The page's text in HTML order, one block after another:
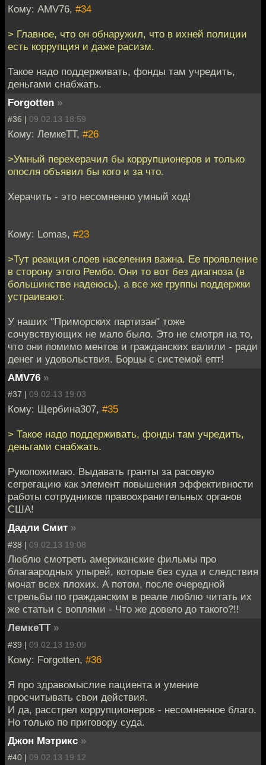
Кому: AMV76, #34
> Главное, что он обнаружил, что в ихней полиции
есть коррупция и даже расизм.
Такое надо поддерживать, фонды там учредить,
деньгами снабжать.
Forgotten »
#36 | 09.02.13 18:59
Кому: ЛемкеТТ, #26
>Умный перехерачил бы коррупционеров и только
опосля объявил бы кого и за что.
Херачить - это несомненно умный ход!
Кому: Lomas, #23
>Тут реакция слоев населения важна. Ее проявление
в сторону этого Рембо. Они то вот без диагноза (в
большинстве надеюсь), а все же группы поддержки
устраивают.
У наших "Приморских партизан" тоже
сочувствующих не мало было. Это не смотря на то,
что они помимо ментов и гражданских валили - ради
денег и удовольствия. Борцы с системой епт!
AMV76 »
#37 | 09.02.13 19:03
Кому: Щербина307, #35
> Такое надо поддерживать, фонды там учредить,
деньгами снабжать.
Рукопожимаю. Выдавать гранты за расовую
сегрегацию как элемент повышения эффективности
работы сотрудников правоохранительных органов
США!
Дадли Смит »
#38 | 09.02.13 19:08
Люблю смотреть американские фильмы про
благаародных упырей, которые без суда и следствия
мочат всех плохих. А потом, после очередной
стрельбы по гражданским в реале люблю читать их
же статьи с воплями - Что же довело до такого?!!
ЛемкеТТ »
#39 | 09.02.13 19:09
Кому: Forgotten, #36
Я про здравомыслие пациента и умение
просчитывать свои действия.
И да, расстрел коррупционеров - несомненное благо.
Но только по приговору суда.
Джон Мэтрикс »
#40 | 09.02.13 19:12